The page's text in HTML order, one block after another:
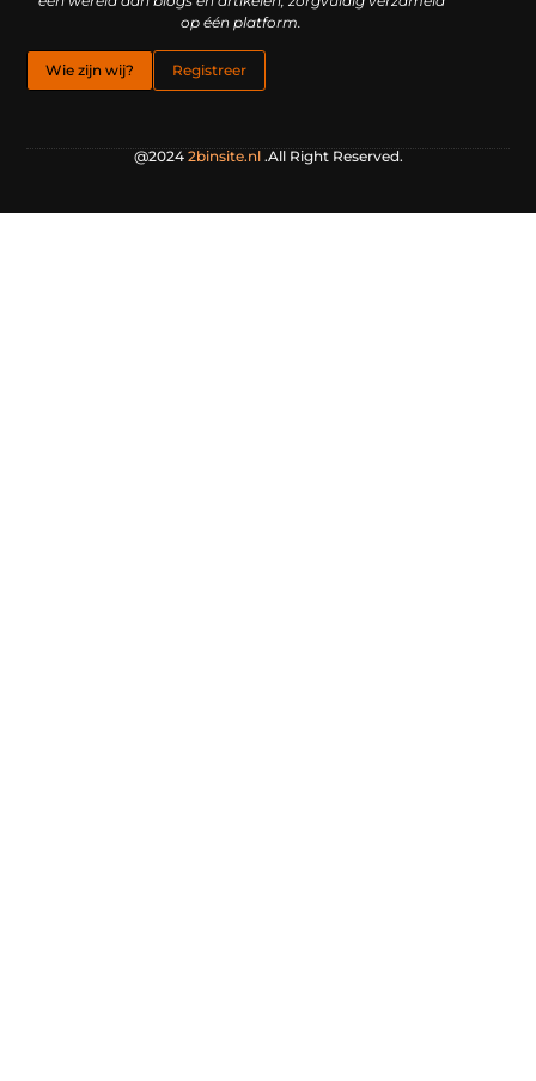
op één platform.
Wie zijn wij? Registreer
@2024 2binsite.nl.All Right Reserved.